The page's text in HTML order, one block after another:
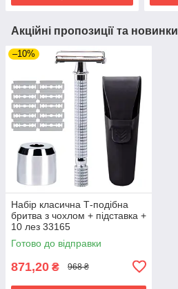
Акційні пропозиції та новинки
–10%
Набір класична Т-подібна
бритва з чохлом + підставка +
10 лез 33165
Готово до відправки
871,20 ₴ 968 ₴